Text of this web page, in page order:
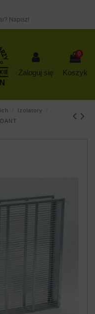
Napisz!
Zaloguj się
0
Koszyk
Izolatory